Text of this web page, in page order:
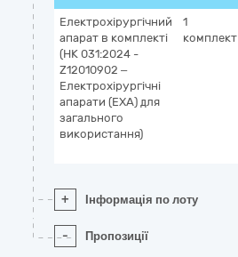
Електрохірургічний
апарат в комплекті
(НК 031:2024 -
Z12010902 –
Електрохірургічні
апарати (ЕХА) для
загального
використання)
1
комплект
+ Інформація по лоту
- Пропозиції